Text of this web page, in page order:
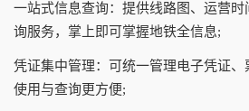
一站式信息查询：提供线路图、运营
询服务，掌上即可掌握地铁全信息;
凭证集中管理：可统一管理电子凭证、
使用与查询更方便;